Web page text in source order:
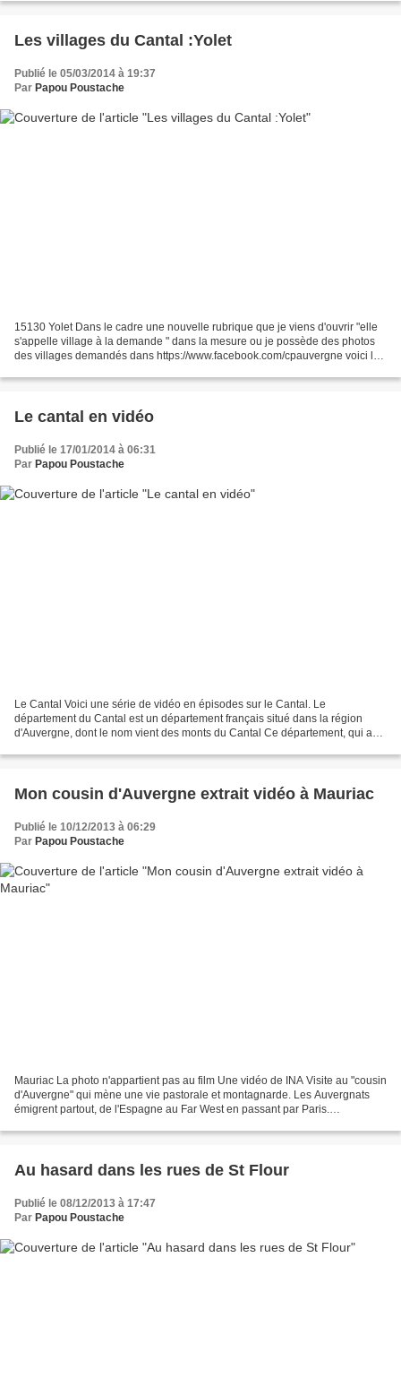
Les villages du Cantal :Yolet
Publié le 05/03/2014 à 19:37
Par Papou Poustache
15130 Yolet Dans le cadre une nouvelle rubrique que je viens d'ouvrir "elle
s'appelle village à la demande " dans la mesure ou je possède des photos
des villages demandés dans https://www.facebook.com/cpauvergne voici le
Le cantal en vidéo
Publié le 17/01/2014 à 06:31
Par Papou Poustache
Le Cantal Voici une série de vidéo en épisodes sur le Cantal. Le
département du Cantal est un département français situé dans la région
d'Auvergne, dont le nom vient des monts du Cantal Ce département, qui a
Mon cousin d'Auvergne extrait vidéo à Mauriac
Publié le 10/12/2013 à 06:29
Par Papou Poustache
Mauriac La photo n'appartient pas au film Une vidéo de INA Visite au "cousin
d'Auvergne" qui mène une vie pastorale et montagnarde. Les Auvergnats
émigrent partout, de l'Espagne au Far West en passant par Paris.
Au hasard dans les rues de St Flour
Publié le 08/12/2013 à 17:47
Par Papou Poustache